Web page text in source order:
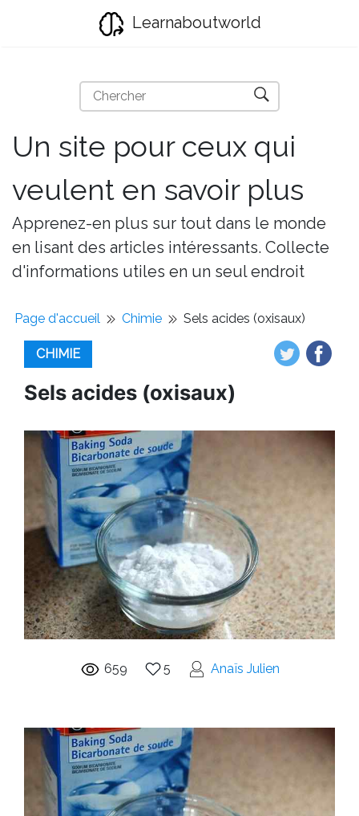
Learnaboutworld
Un site pour ceux qui
veulent en savoir plus
Apprenez-en plus sur tout dans le monde
en lisant des articles intéressants. Collecte
d'informations utiles en un seul endroit
Page d'accueil Chimie Sels acides (oxisaux)
CHIMIE
Sels acides (oxisaux)
659 5 Anaïs Julien